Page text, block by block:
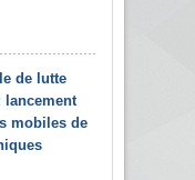
de lutte
lancement
mobiles de